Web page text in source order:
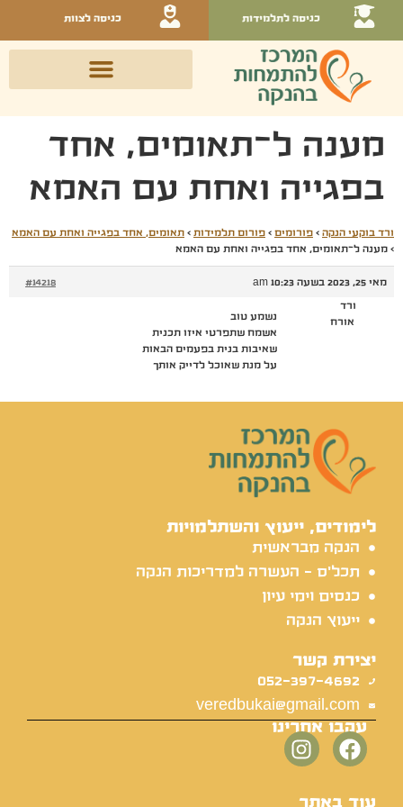
כניסה לתלמידות כניסה לצוות
מענה ל־תאומים, אחד
בפגייה ואחת עם האמא
ורד בוקעי הנקה › פורומים › פורום תלמידות › תאומים, אחד בפגייה ואחת עם האמא
› מענה ל־תאומים, אחד בפגייה ואחת עם האמא
מאי 25, 2023 בשעה 10:23 am #14218
ורד
אורח
נשמע טוב
אשמח שתפרטי איזו תכנית
שאיבות בנית בפעמים הבאות
על מנת שאוכל לדייק אותך
לימודים, ייעוץ והשתלמויות
הנקה מבראשית
תכל'ס - העשרה למדריכות הנקה
כנסים וימי עיון
ייעוץ הנקה
יצירת קשר
052-397-4692
veredbukai@gmail.com
עקבו אחרינו
עוד באתר